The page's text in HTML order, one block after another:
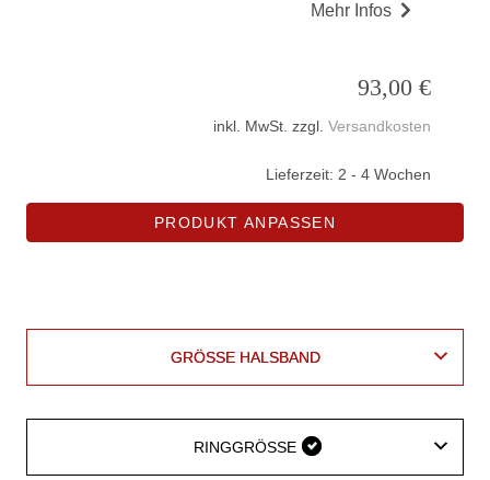
Mehr Infos
93,00 €
inkl. MwSt. zzgl. Versandkosten
Lieferzeit: 2 - 4 Wochen
PRODUKT ANPASSEN
GRÖSSE HALSBAND
GRÖSSE HALSBAND
RINGGRÖSSE
RINGGRÖSSE